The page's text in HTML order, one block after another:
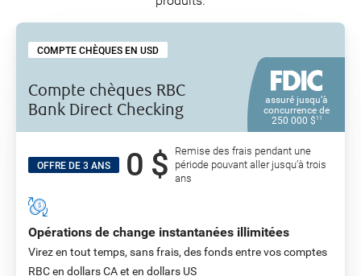
COMPTE CHÈQUES EN USD
Compte chèques RBC
Bank Direct Checking
assuré jusqu’à
concurrence de
250 000 $11
OFFRE DE 3 ANS 0 $
Remise des frais pendant une
période pouvant aller jusqu’à trois
ans
Opérations de change instantanées illimitées
Virez en tout temps, sans frais, des fonds entre vos comptes
RBC en dollars CA et en dollars US